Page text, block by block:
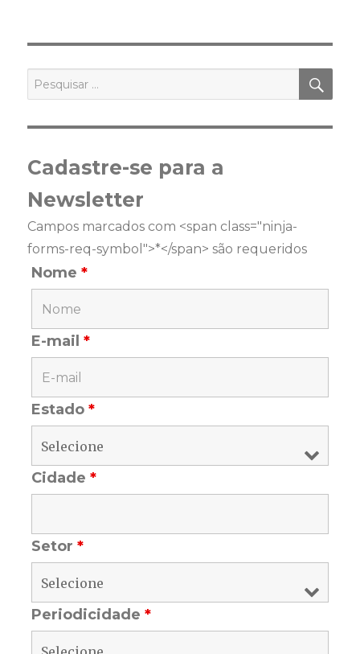
por:
Cadastre-se para a
Newsletter
Campos marcados com <span class="ninja-
forms-req-symbol">*</span> são requeridos
Nome*
E-mail*
Estado*
Cidade*
Setor*
Periodicidade*